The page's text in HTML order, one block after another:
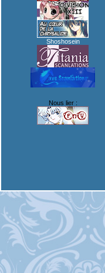
Shoshosein
Nous lier :